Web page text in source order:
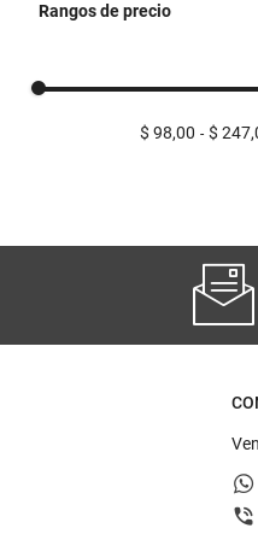
Rangos de precio
$ 98,00 $